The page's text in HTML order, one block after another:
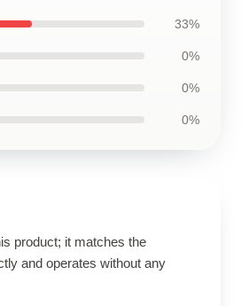
33%
0%
0%
0%
product; it matches the
and operates without any